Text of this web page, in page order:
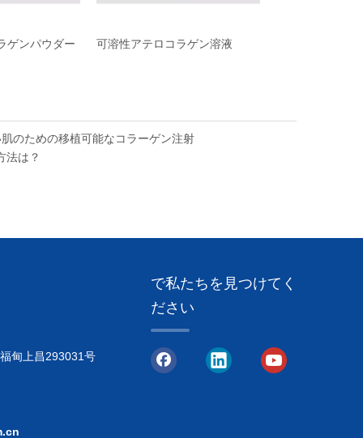
ゲンパウダー 可溶性アテロコラゲン溶液
のための移植可能なコラーゲン注射
法は？
甸上昌293031号
で私たちを見つけてく
ださい